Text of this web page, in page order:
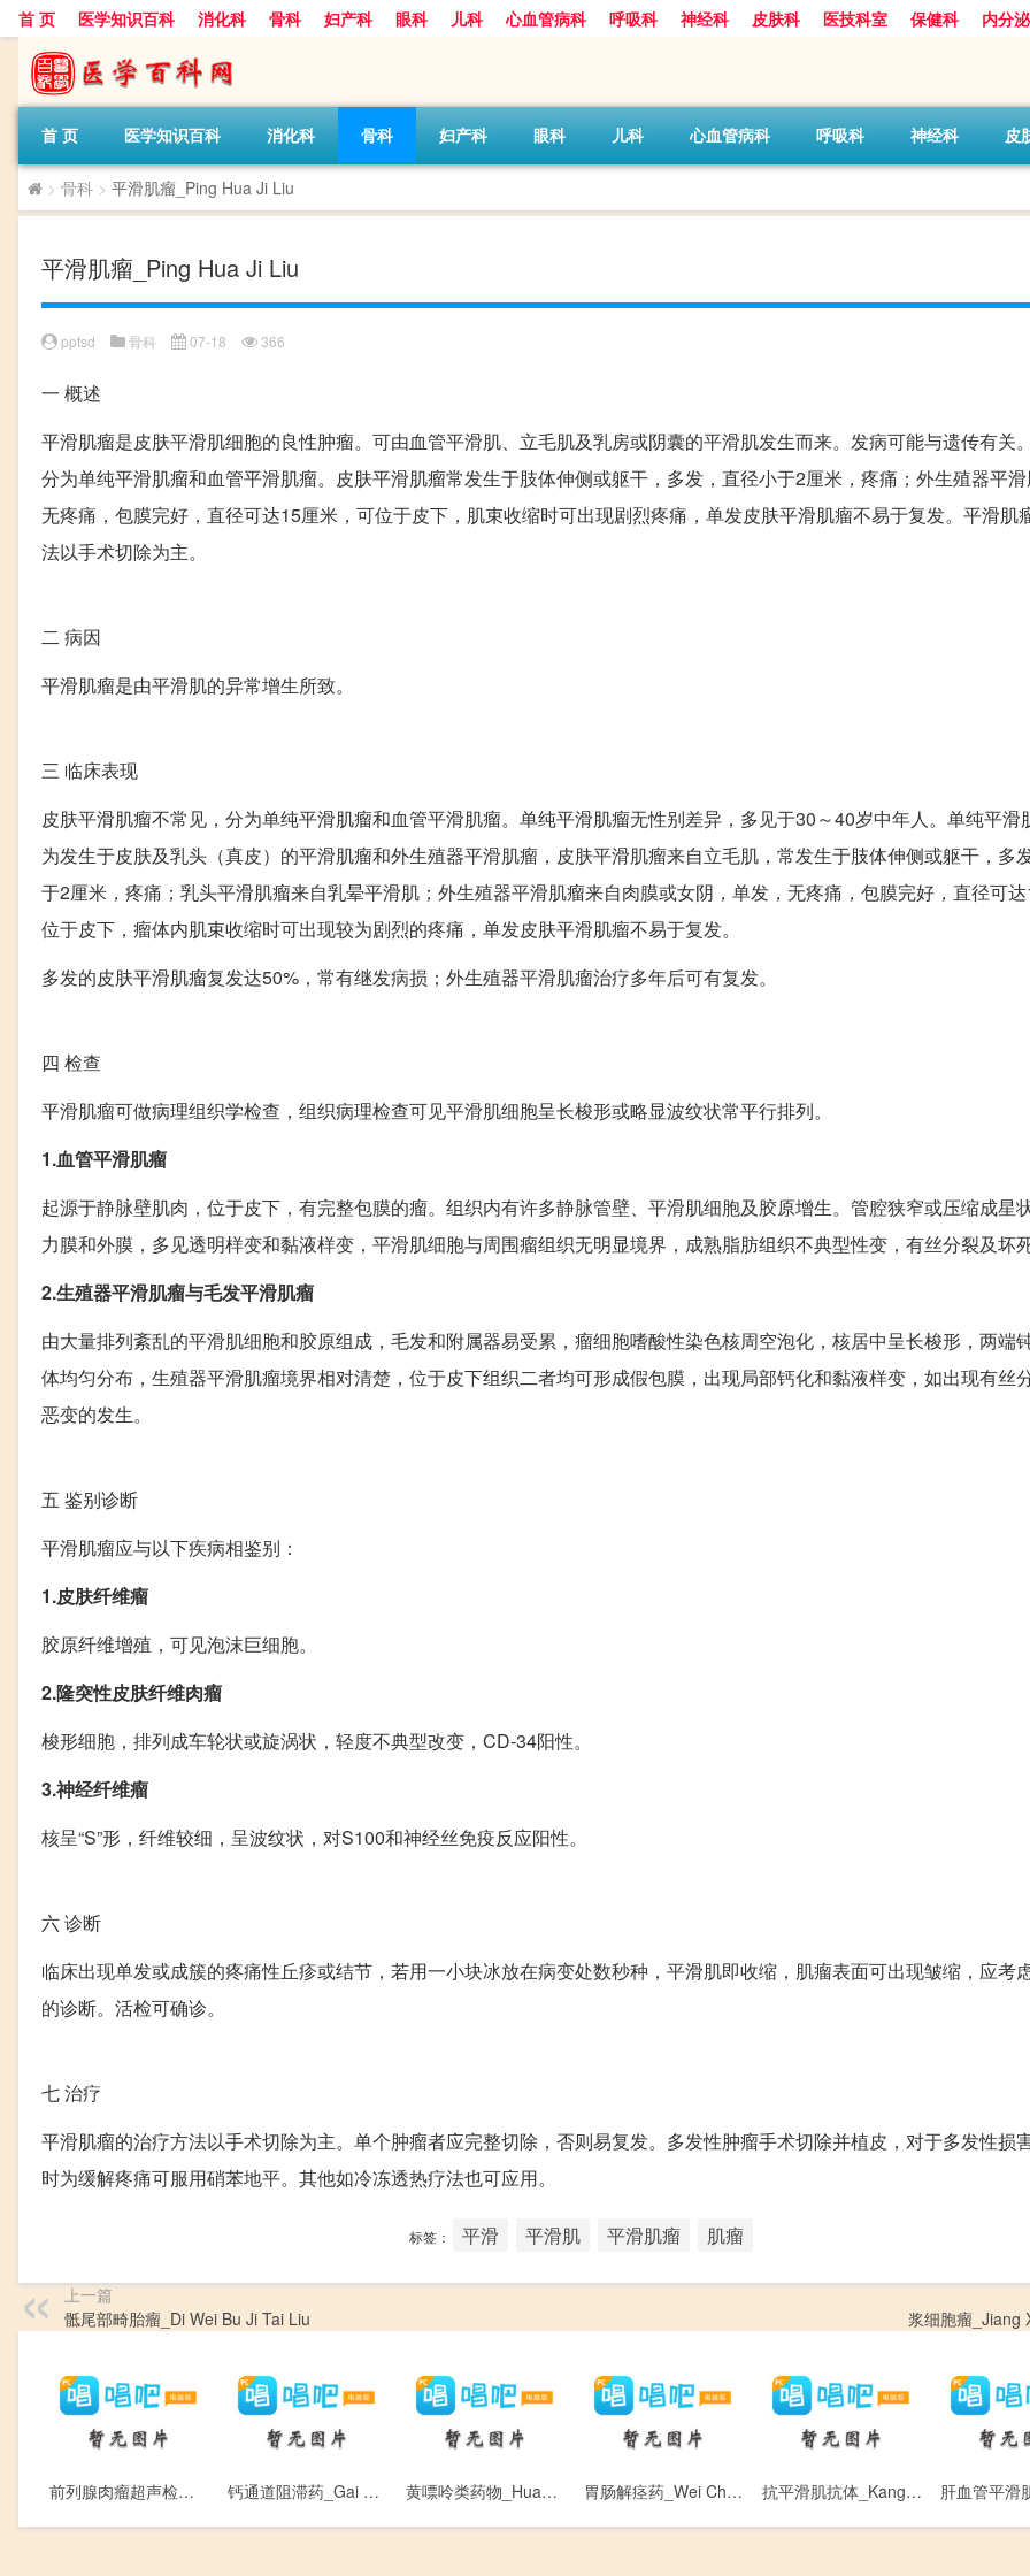
首 页 医学知识百科 消化科 骨科 妇产科 眼科 儿科 心血管病科 呼吸科 神经科 皮肤科 医技科室 保健科 内分
首 页 医学知识百科 消化科 骨科 妇产科 眼科 儿科 心血管病科 呼吸科 神经科 皮
> 骨科 > 平滑肌瘤_Ping Hua Ji Liu
平滑肌瘤_Ping Hua Ji Liu
pptsd 骨科 07-18 366
一 概述
平滑肌瘤是皮肤平滑肌细胞的良性肿瘤。可由血管平滑肌、立毛肌及乳房或阴囊的平滑肌发生而来。发病可能与遗传有关
分为单纯平滑肌瘤和血管平滑肌瘤。皮肤平滑肌瘤常发生于肢体伸侧或躯干，多发，直径小于2厘米，疼痛；外生殖器平滑
无疼痛，包膜完好，直径可达15厘米，可位于皮下，肌束收缩时可出现剧烈疼痛，单发皮肤平滑肌瘤不易于复发。平滑肌
法以手术切除为主。
二 病因
平滑肌瘤是由平滑肌的异常增生所致。
三 临床表现
皮肤平滑肌瘤不常见，分为单纯平滑肌瘤和血管平滑肌瘤。单纯平滑肌瘤无性别差异，多见于30～40岁中年人。单纯平滑
为发生于皮肤及乳头（真皮）的平滑肌瘤和外生殖器平滑肌瘤，皮肤平滑肌瘤来自立毛肌，常发生于肢体伸侧或躯干，多
于2厘米，疼痛；乳头平滑肌瘤来自乳晕平滑肌；外生殖器平滑肌瘤来自肉膜或女阴，单发，无疼痛，包膜完好，直径可
位于皮下，瘤体内肌束收缩时可出现较为剧烈的疼痛，单发皮肤平滑肌瘤不易于复发。
多发的皮肤平滑肌瘤复发达50%，常有继发病损；外生殖器平滑肌瘤治疗多年后可有复发。
四 检查
平滑肌瘤可做病理组织学检查，组织病理检查可见平滑肌细胞呈长梭形或略显波纹状常平行排列。
1.血管平滑肌瘤
起源于静脉壁肌肉，位于皮下，有完整包膜的瘤。组织内有许多静脉管壁、平滑肌细胞及胶原增生。管腔狭窄或压缩成星
力膜和外膜，多见透明样变和黏液样变，平滑肌细胞与周围瘤组织无明显境界，成熟脂肪组织不典型性变，有丝分裂及坏死
2.生殖器平滑肌瘤与毛发平滑肌瘤
由大量排列紊乱的平滑肌细胞和胶原组成，毛发和附属器易受累，瘤细胞嗜酸性染色核周空泡化，核居中呈长梭形，两端
体均匀分布，生殖器平滑肌瘤境界相对清楚，位于皮下组织二者均可形成假包膜，出现局部钙化和黏液样变，如出现有丝
恶变的发生。
五 鉴别诊断
平滑肌瘤应与以下疾病相鉴别：
1.皮肤纤维瘤
胶原纤维增殖，可见泡沫巨细胞。
2.隆突性皮肤纤维肉瘤
梭形细胞，排列成车轮状或旋涡状，轻度不典型改变，CD-34阳性。
3.神经纤维瘤
核呈“S”形，纤维较细，呈波纹状，对S100和神经丝免疫反应阳性。
六诊断
临床出现单发或成簇的疼痛性丘疹或结节，若用一小块冰放在病变处数秒种，平滑肌即收缩，肌瘤表面可出现皱缩，应考
的诊断。活检可确诊。
七治疗
平滑肌瘤的治疗方法以手术切除为主。单个肿瘤者应完整切除，否则易复发。多发性肿瘤手术切除并植皮，对于多发性损
时为缓解疼痛可服用硝苯地平。其他如冷冻透热疗法也可应用。
标签： 平滑 平滑肌 平滑肌瘤 肌瘤
上一篇
骶尾部畸胎瘤_Di Wei Bu Ji Tai Liu
浆细胞瘤_Jiang
前列腺肉瘤超声检查_Qian Lie Xian Rou Liu Chao Sheng Jian Cha 钙通道阻滞药_Gai Tong Dao Zu Zhi Yao 黄嘌呤类药物_Huang Piao Ling Lei Yao Wu 胃肠解痉药_Wei Chang Jie Jing Yao 抗平滑肌抗体_Kang Ping Hua Ji Kang Ti